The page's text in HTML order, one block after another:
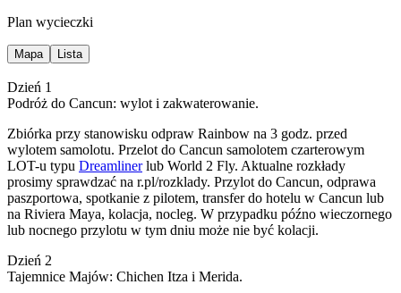
Plan wycieczki
Mapa Lista
Dzień 1
Podróż do Cancun: wylot i zakwaterowanie.
Zbiórka przy stanowisku odpraw Rainbow na 3 godz. przed
wylotem samolotu. Przelot do Cancun samolotem czarterowym
LOT-u typu Dreamlinerlub World 2 Fly. Aktualne rozkłady
prosimy sprawdzać na r.pl/rozklady. Przylot do Cancun, odprawa
paszportowa, spotkanie z pilotem, transfer do hotelu w Cancun lub
na Riviera Maya, kolacja, nocleg. W przypadku późno wieczornego
lub nocnego przylotu w tym dniu może nie być kolacji.
Dzień 2
Tajemnice Majów: Chichen Itza i Merida.